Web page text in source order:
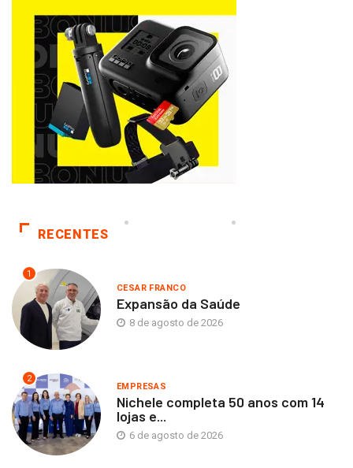
RECENTES
1
CESAR FRANCO
Expansão da Saúde
8 de agosto de 2026
2
EMPRESAS
Nichele completa 50 anos com 14
lojas e...
6 de agosto de 2026